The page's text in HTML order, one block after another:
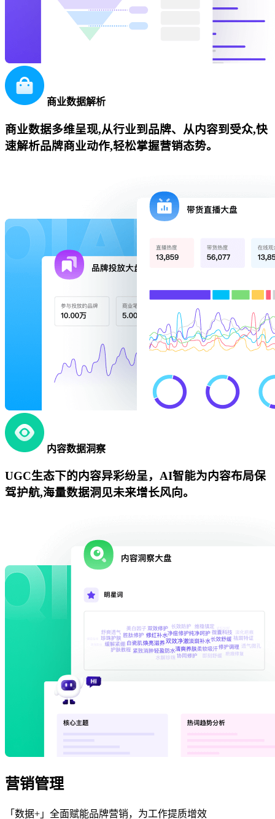
商业数据解析
商业数据多维呈现,从行业到品牌、从内容到受众,快
速解析品牌商业动作,轻松掌握营销态势。
内容数据洞察
UGC生态下的内容异彩纷呈，AI智能为内容布局保
驾护航,海量数据洞见未来增长风向。
营销管理
「数据+」全面赋能品牌营销，为工作提质增效